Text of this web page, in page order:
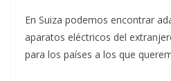
En Suiza podemos encontrar
aparatos eléctricos del
para los países a los que